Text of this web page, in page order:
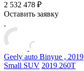
2 532 478 ₽
Оставить заявку
Geely auto Binyue , 2019
Small SUV 2019 260T